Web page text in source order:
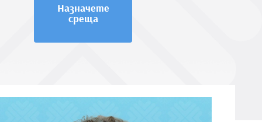
Назначете
среща